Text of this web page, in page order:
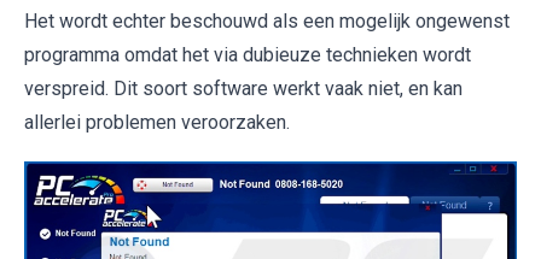
Het wordt echter beschouwd als een mogelijk ongewenst
programma omdat het via dubieuze technieken wordt
verspreid. Dit soort software werkt vaak niet, en kan
allerlei problemen veroorzaken.